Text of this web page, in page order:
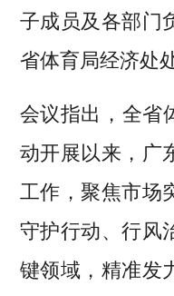
子成员及各部门
省体育局经济处
会议指出，全省
动开展以来，广
工作，聚焦市场
守护行动、行风
键领域，精准发